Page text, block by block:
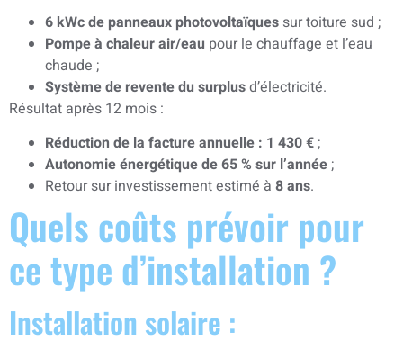
6 kWc de panneaux photovoltaïques sur toiture sud ;
Pompe à chaleur air/eau pour le chauffage et l’eau
chaude ;
Système de revente du surplusd’électricité.
Résultat après 12 mois :
Réduction de la facture annuelle : 1 430 €;
Autonomie énergétique de 65 % sur l’année;
Retour sur investissement estimé à 8 ans.
Quels coûts prévoir pour
ce type d’installation ?
Installation solaire :